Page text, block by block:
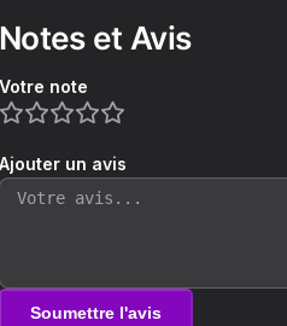
Notes et Avis
Votre note
Ajouter un avis
Soumettre l'avis